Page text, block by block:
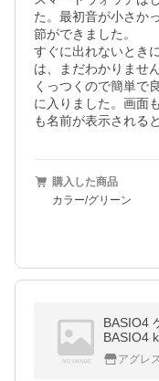
た。最初音が小さか
節ができました。
すぐに出れないとき
は、まだわかりませ
くっつくので簡単で
に入りました。画面
も名前が表示される
購入した商品
カラー/グリーン
BASIO4
BASIO4
シオカバ
ルダーアグレ